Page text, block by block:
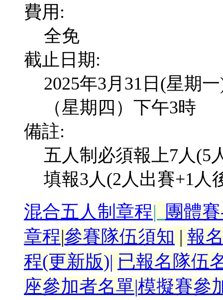
費用:
全免
截止日期:
2025年3月31日(星期
（星期四）下午3時
備註:
五人制必須報上7人(5
填報3人(2人出賽+1人
混合五人制 章程| 團體
章程|參賽隊伍須知 | 報
程(更新版)| 已報名隊伍
座參加者名單|模擬賽參